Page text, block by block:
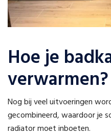
Hoe je
verwarmen?
Nog bij veel uitvoeringen
gecombineerd, waardoor je
radiator moet inboeten.